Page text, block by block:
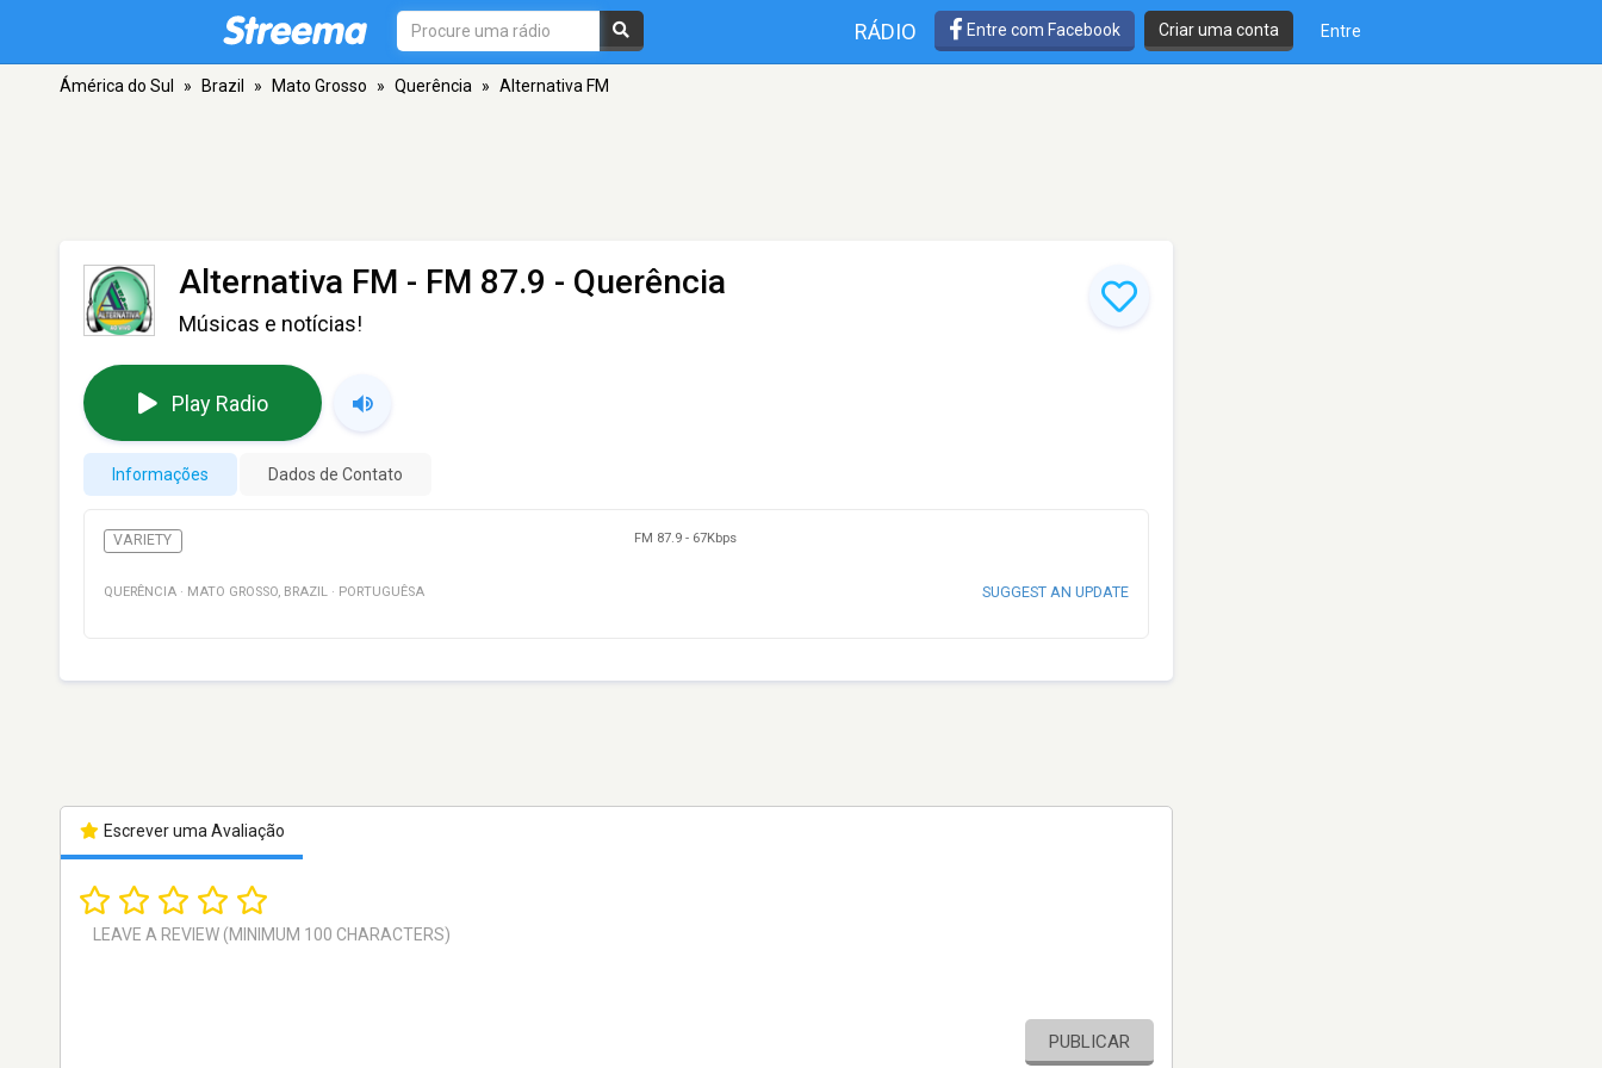
RÁDIO Entre com Facebook Criar uma conta Entre
Ámérica do Sul » Brazil » Mato Grosso » Querência » Alternativa FM
Alternativa FM - FM 87.9 - Querência
Músicas e notícias!
Play Radio
Informações Dados de Contato
VARIETY FM 87.9 - 67Kbps
QUERÊNCIA · MATO GROSSO, BRAZIL · PORTUGUÊSA SUGGEST AN UPDATE
Escrever uma Avaliação
PUBLICAR